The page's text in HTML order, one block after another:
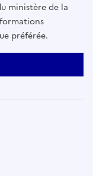
ministère de la
préférée.